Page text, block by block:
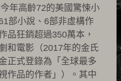
年高齡72的美國驚悚小
部小說、6部非虛構作
品狂銷超過350萬本，
和電影（2017年的金氏
正式登錄為「全球最多
作品的作者」）。其中